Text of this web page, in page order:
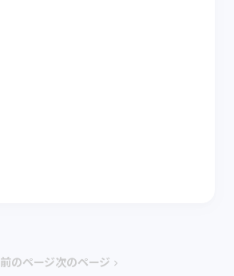
前のページ次のページ chevron_right